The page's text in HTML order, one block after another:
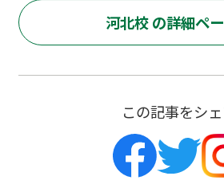
河北校 の詳細ペ
この記事をシ